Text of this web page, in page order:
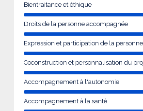
Bientraitance et éthique
Droits de la personne accompagnée
Expression et participation de la
Coconstruction et personnalisation du
Accompagnement à l'autonomie
Accompagnement à la santé